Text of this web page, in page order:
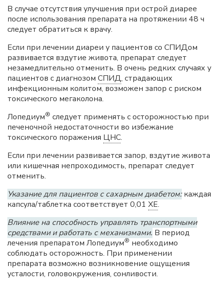
В случае отсутствия улучшения при острой диарее
после использования препарата на протяжении 48 ч
следует обратиться к врачу.
Если при лечении диареи у пациентов со СПИДом
развивается вздутие живота, препарат следует
незамедлительно отменить. В очень редких случаях у
пациентов с диагнозом СПИД, страдающих
инфекционным колитом, возможен запор с риском
токсического мегаколона.
Лопедиум® следует применять с осторожностью при
печеночной недостаточности во избежание
токсического поражения ЦНС.
Если при лечении развивается запор, вздутие живота
или кишечная непроходимость, препарат следует
отменить.
Указание для пациентов с сахарным диабетом:каждая
капсула/таблетка соответствует 0,01 ХЕ.
Влияние на способность управлять транспортными
средствами и работать с механизмами. В период
лечения препаратом Лопедиум® необходимо
соблюдать осторожность. При применении
препарата возможно возникновение ощущения
усталости, головокружения, сонливости.